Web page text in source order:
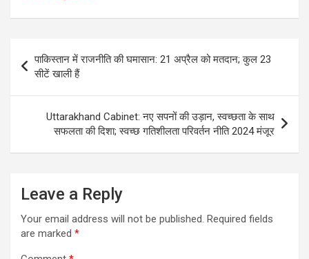
navigation
पाकिस्तान में राजनीति की घमासान: 21 अप्रैल को मतदान; कुल 23
सीटें खाली हैं
Uttarakhand Cabinet: नए सपनों की उड़ान, स्वच्छता के साथ
सफलता की दिशा; स्वच्छ गतिशीलता परिवर्तन नीति 2024 मंजूर
Leave a Reply
Your email address will not be published. Required fields
are marked *